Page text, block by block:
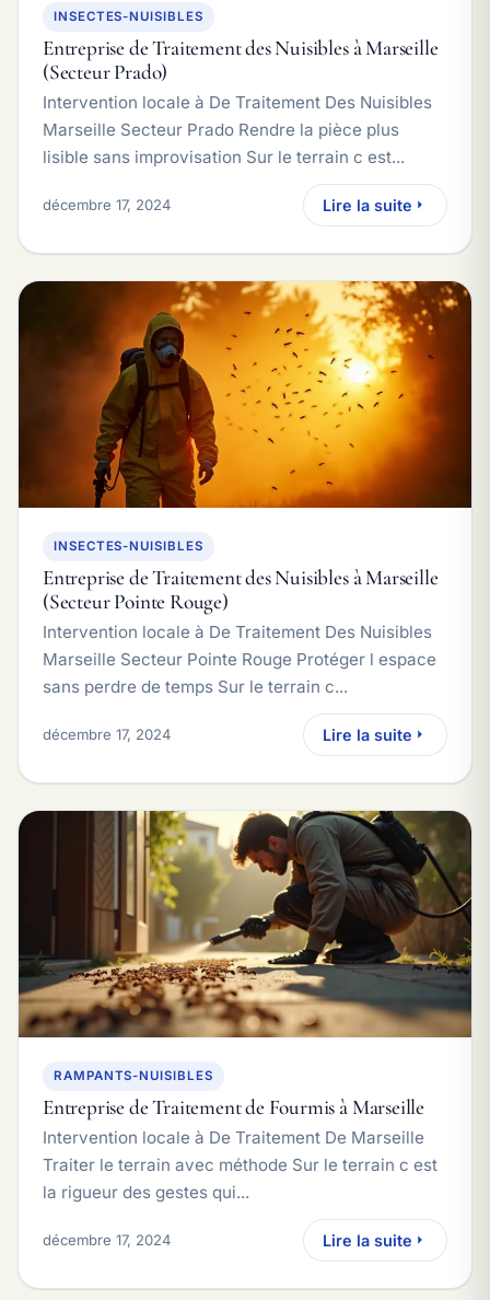
INSECTES-NUISIBLES
Entreprise de Traitement des Nuisibles à Marseille
(Secteur Prado)
Intervention locale à De Traitement Des Nuisibles
Marseille Secteur Prado Rendre la pièce plus
lisible sans improvisation Sur le terrain c est...
décembre 17, 2024 Lire la suite
INSECTES-NUISIBLES
Entreprise de Traitement des Nuisibles à Marseille
(Secteur Pointe Rouge)
Intervention locale à De Traitement Des Nuisibles
Marseille Secteur Pointe Rouge Protéger l espace
sans perdre de temps Sur le terrain c...
décembre 17, 2024 Lire la suite
RAMPANTS-NUISIBLES
Entreprise de Traitement de Fourmis à Marseille
Intervention locale à De Traitement De Marseille
Traiter le terrain avec méthode Sur le terrain c est
la rigueur des gestes qui...
décembre 17, 2024 Lire la suite